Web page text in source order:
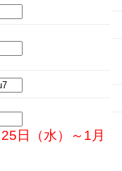
日（水）～1月